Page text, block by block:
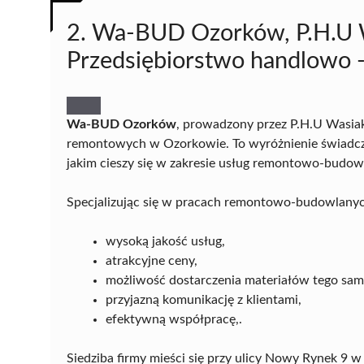
2. Wa-BUD Ozorków, P.H.U
Przedsiębiorstwo handlowo
Wa-BUD Ozorków, prowadzony przez P.H.U
remontowych w Ozorkowie. To wyróżnienie
jakim cieszy się w zakresie usług remontowo-
Specjalizując się w pracach remontowo-
wysoką jakość usług,
atrakcyjne ceny,
możliwość dostarczenia materiałów tego
przyjazną komunikację z klientami,
efektywną współpracę,.
Siedziba firmy mieści się przy ulicy Nowy Rynek 9